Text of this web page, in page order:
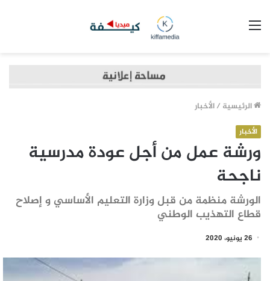
الرئيسية /الأخبار
الأخبار
ورشة عمل من أجل عودة مدرسية
ناجحة
الورشة منظمة من قبل وزارة التعليم الأساسي و إصلاح
قطاع التهذيب الوطني
26 يونيو، 2020